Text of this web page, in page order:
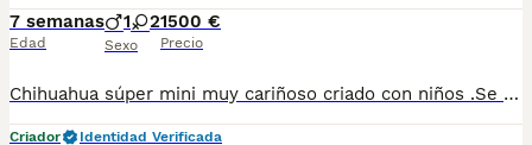
7 semanas
Edad
1 2
Sexo
1500 €
Precio
Chihuahua súper mini muy cariñoso criado con niños .Se entrega vacunado y desparasitado para más información escribir o llamar al 682908382
Criador
Identidad Verificada